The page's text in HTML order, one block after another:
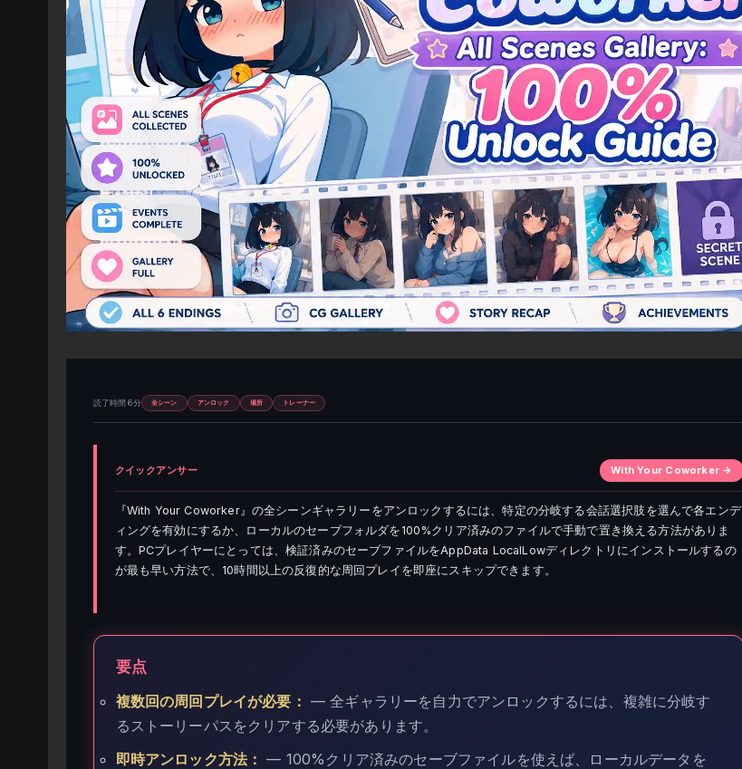
読了時間 6分 全シーン アンロック 場所 トレーナー
クイックアンサー With Your Coworker →
『With Your Coworker』の全シーンギャラリーをアンロックするには、特定の分岐する会話選択肢を選んで各エンデ
ィングを有効にするか、ローカルのセーブフォルダを100%クリア済みのファイルで手動で置き換える方法がありま
す。PCプレイヤーにとっては、検証済みのセーブファイルをAppData LocalLowディレクトリにインストールするの
が最も早い方法で、10時間以上の反復的な周回プレイを即座にスキップできます。
要点
複数回の周回プレイが必要： — 全ギャラリーを自力でアンロックするには、複雑に分岐す
るストーリーパスをクリアする必要があります。
即時アンロック方法： — 100%クリア済みのセーブファイルを使えば、ローカルデータを